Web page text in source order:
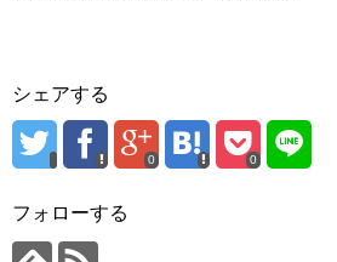
シェアする
0 0
フォローする